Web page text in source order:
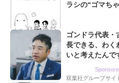
ラシの“ゴマち
ゴンドラ代表・
長できる、わく
いと考えたんで
双葉社グループサイ